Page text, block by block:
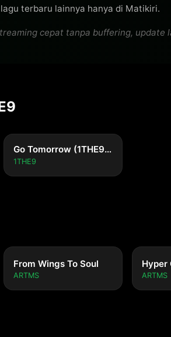
terbaru lainnya hanya di Matikiri.
cepat tanpa buffering,
Go Tomorrow (1THE9 ver.)
1THE9
From Wings To Soul
ARTMS
Hyper
ARTMS